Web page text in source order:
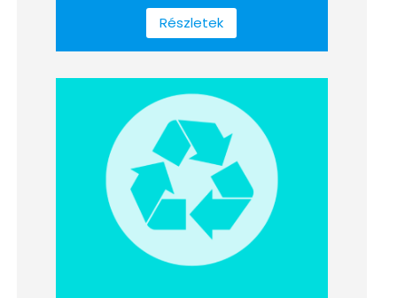
Részletek